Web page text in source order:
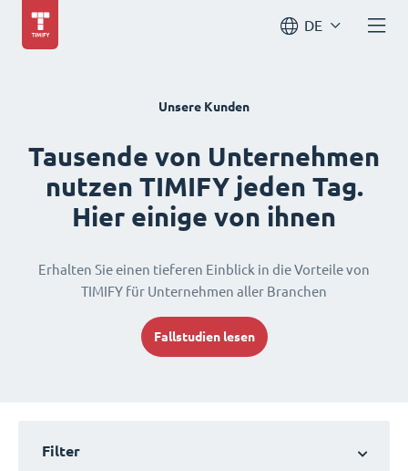
DE
Unsere Kunden
Tausende von Unternehmen
nutzen TIMIFY jeden Tag.
Hier einige von ihnen
Erhalten Sie einen tieferen Einblick in die Vorteile von
TIMIFY für Unternehmen aller Branchen
Fallstudien lesen
Filter